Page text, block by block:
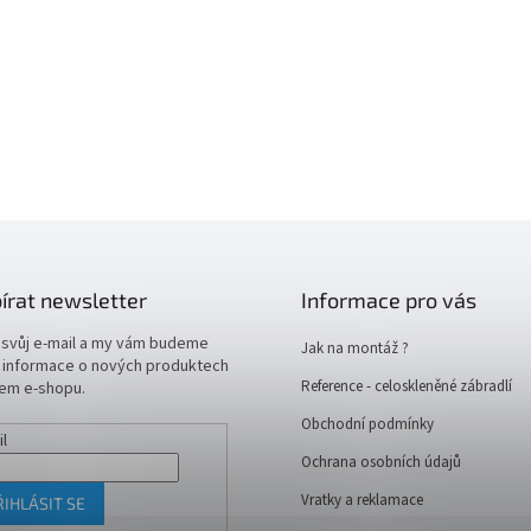
newsletter
e-mail a my vám budeme
o nových produktech
e-shopu.
SE
Informace pro vás
Jak na montáž ?
Reference - celoskleněné zábradlí
Obchodní podmínky
Ochrana osobních údajů
Vratky a reklamace